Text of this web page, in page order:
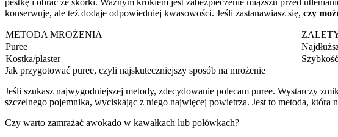
konserwuje, ale też dodaje odpowiedniej kwasowości. Jeśli zastanawiasz się, czy
METODA MROŻENIA
Puree
Kostka/plaster
Jak przygotować puree, czyli najskuteczniejszy sposób na mrożenie
Jeśli szukasz najwygodniejszej metody, zdecydowanie polecam puree. Wystarczy
szczelnego pojemnika, wyciskając z niego najwięcej powietrza. Jest to metoda,
Czy warto zamrażać awokado w kawałkach lub połówkach?